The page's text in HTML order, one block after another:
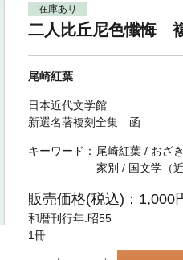
在庫あり
二人比丘尼色懺悔
尾崎紅葉
日本近代文学館
新選名著複刻全集 函
キーワード： 尾崎紅葉 / おざ
家別 / 国文学（
販売価格(税込)：1,000
和暦刊行年:昭55
1冊